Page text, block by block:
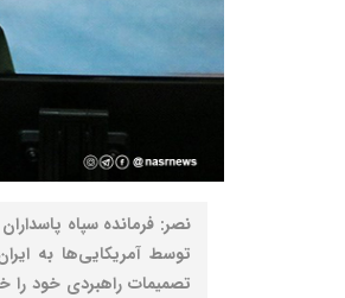
نصر: فرمانده سپاه
توسط آمریکایی‌ها به
تصمیمات راهبردی خود